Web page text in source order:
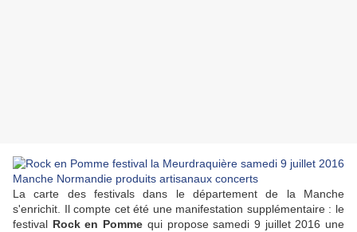
La carte des festivals dans le département de la Manche
s'enrichit. Il compte cet été une manifestation supplémentaire : le
festival Rock en Pomme qui propose samedi 9 juillet 2016 une